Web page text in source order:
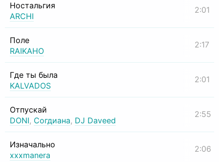
Ностальгия
ARCHI
2:01
Поле
RAIKAHO
2:17
Где ты была
KALVADOS
2:01
Отпускай
DONI, Согдиана, DJ Daveed
2:55
Изначально
xxxmanera
2:06